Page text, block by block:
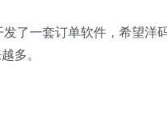
了一套订单软件，希望洋
多。